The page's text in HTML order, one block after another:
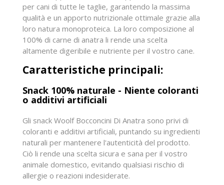
per cani di tutte le taglie, garantendo la massima
qualità e un apporto nutrizionale ottimale grazie alla
loro natura monoproteica. La loro composizione al
100% di carne di anatra li rende una scelta
altamente digeribile e nutriente per il vostro cane.
Caratteristiche principali:
Snack 100% naturale - Niente coloranti
o additivi artificiali
Gli snack Woolf Bocconcini Di Anatra sono privi di
coloranti e additivi artificiali, puntando su ingredienti
naturali per mantenere l'autenticità del prodotto.
Ciò li rende una scelta sicura e sana per il vostro
animale domestico, evitando qualsiasi rischio di
allergie o reazioni indesiderate.